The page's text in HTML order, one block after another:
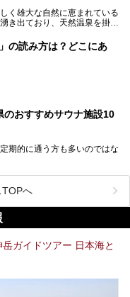
場と露天風呂付き客室を中心
細にご紹介。秋田県側を含
して見逃せない極上湯のひと
！
く雄大な自然に恵まれている
き出ており、天然温泉を掛け
かり、お食事処でおいしいご
格別ですね！
ーパー銭湯を紹介します。
の読み方は？どこにあ
のおすすめサウナ施設10
期的に通う方も多いのではな
下でサウナを楽しめる施設を
楽しみませんか？
下のおすすめサウナ施設を紹
へ
ガイドツアー 日本海と